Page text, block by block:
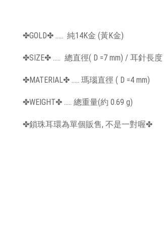
✤GOLD✤ ..... 純14K金 (黃K金)
✤SIZE✤ ..... 總直徑( D =7 mm) / 耳針長度
✤MATERIAL✤ ..... 瑪瑙直徑 ( D =4 mm)
✤WEIGHT✤ ..... 總重量(約 0.69 g)
✤鎖珠耳環為單個販售, 不是一對喔✤